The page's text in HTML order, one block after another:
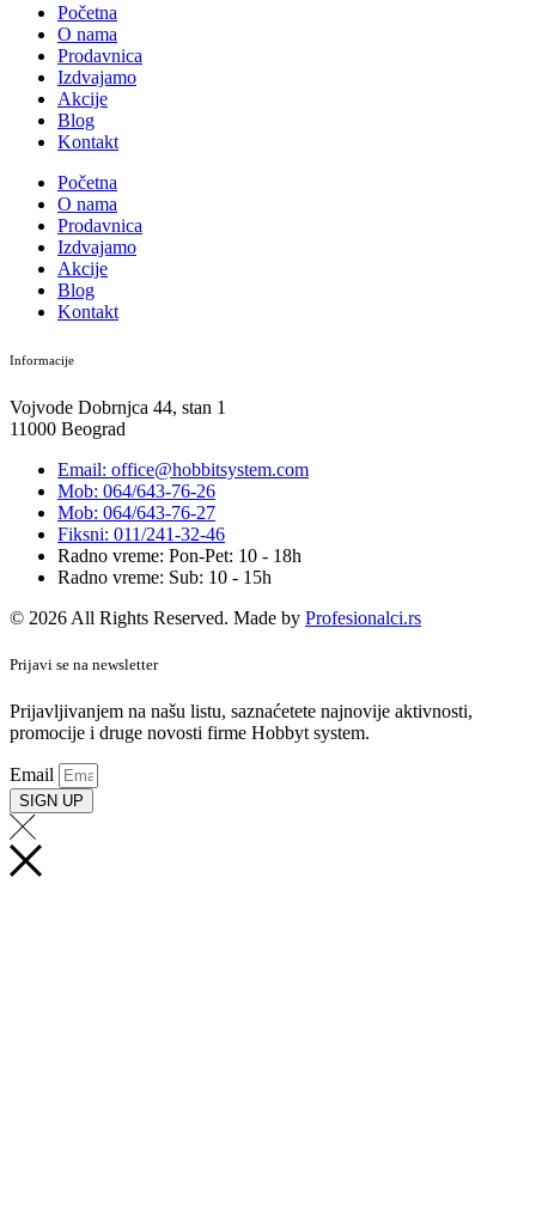
Početna
O nama
Prodavnica
Izdvajamo
Akcije
Blog
Kontakt
Početna
O nama
Prodavnica
Izdvajamo
Akcije
Blog
Kontakt
Informacije
Vojvode Dobrnjca 44, stan 1
11000 Beograd
Email: office@hobbitsystem.com
Mob: 064/643-76-26
Mob: 064/643-76-27
Fiksni: 011/241-32-46
Radno vreme: Pon-Pet: 10 - 18h
Radno vreme: Sub: 10 - 15h
© 2026 All Rights Reserved. Made by Profesionalci.rs
Prijavi se na newsletter
Prijavljivanjem na našu listu, saznaćetete najnovije aktivnosti,
promocije i druge novosti firme Hobbyt system.
Email
SIGN UP